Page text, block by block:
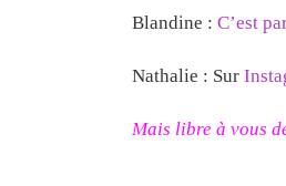
Blandine : C’est
Nathalie : Sur
Mais libre à vous